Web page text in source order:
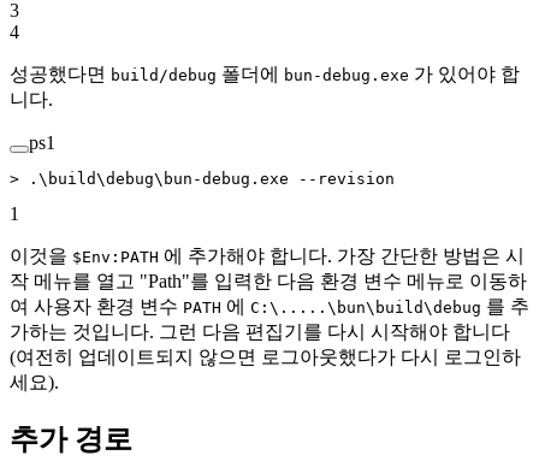
3
4
성공했다면 build/debug 폴더에 bun-debug.exe 가 있어야 합
니다.
ps1
> .\build\debug\ bun-debug.exe -- revision
1
이것을 $Env:PATH 에 추가해야 합니다. 가장 간단한 방법은 시
작 메뉴를 열고 "Path"를 입력한 다음 환경 변수 메뉴로 이동하
여 사용자 환경 변수 PATH 에 C:\.....\bun\build\debug 를 추
가하는 것입니다. 그런 다음 편집기를 다시 시작해야 합니다
(여전히 업데이트되지 않으면 로그아웃했다가 다시 로그인하
세요).
추가 경로